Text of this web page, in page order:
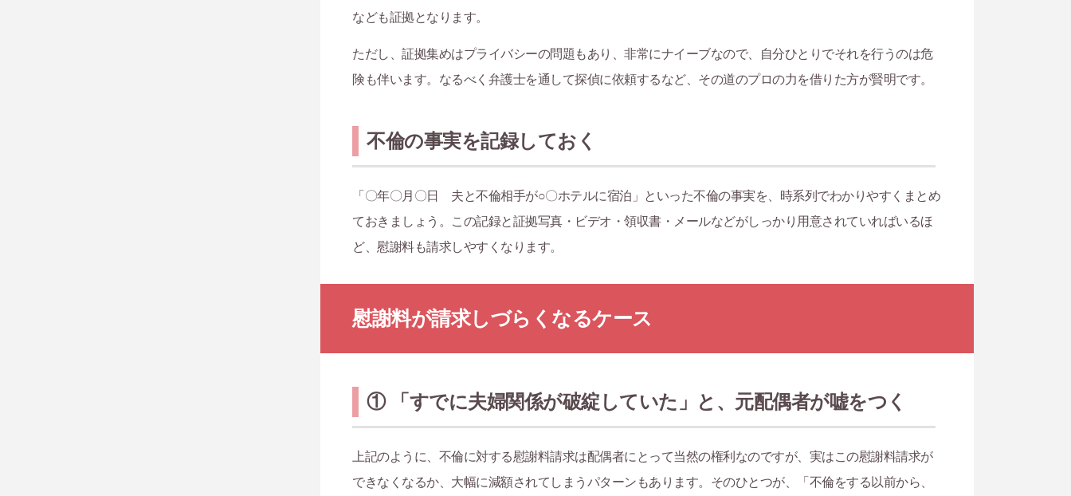
なども証拠となります。
ただし、証拠集めはプライバシーの問題もあり、非常にナイーブなので、自分ひとりでそれを行うのは危
険も伴います。なるべく弁護士を通して探偵に依頼するなど、その道のプロの力を借りた方が賢明です。
不倫の事実を記録しておく
「〇年〇月〇日 夫と不倫相手が○〇ホテルに宿泊」といった不倫の事実を、時系列でわかりやすくまとめ
ておきましょう。この記録と証拠写真・ビデオ・領収書・メールなどがしっかり用意されていればいるほ
ど、慰謝料も請求しやすくなります。
慰謝料が請求しづらくなるケース
① 「すでに夫婦関係が破綻していた」と、元配偶者が嘘をつく
上記のように、不倫に対する慰謝料請求は配偶者にとって当然の権利なのですが、実はこの慰謝料請求が
できなくなるか、大幅に減額されてしまうパターンもあります。そのひとつが、「不倫をする以前から、